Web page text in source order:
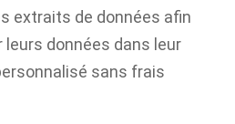
extraits de données afin
leurs données dans leur
sans frais